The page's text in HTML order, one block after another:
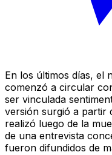
En los últimos días, el
comenzó a circular
ser vinculada
versión surgió a partir
realizó luego de la
de una entrevista
fueron difundidos de